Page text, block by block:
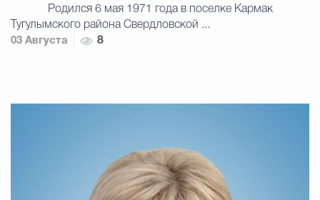
Родился 6 мая 1971 года в поселке Кармак
Тугулымского района Свердловской ...
03 Августа
8